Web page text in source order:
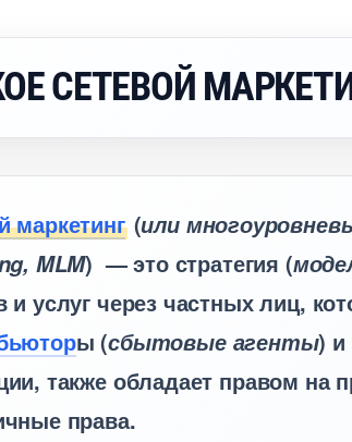
СЕТЕВОЙ
маркетин(или
MLM) — это стратегия (
и услуг через частных лиц,
ы (сбытовые агенты)
также обладает правом на
права.